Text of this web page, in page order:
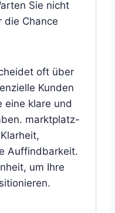
Sie nicht
die Chance
oft über
Kunden
eine klare und
marktplatz-
Auffindbarkeit.
um Ihre